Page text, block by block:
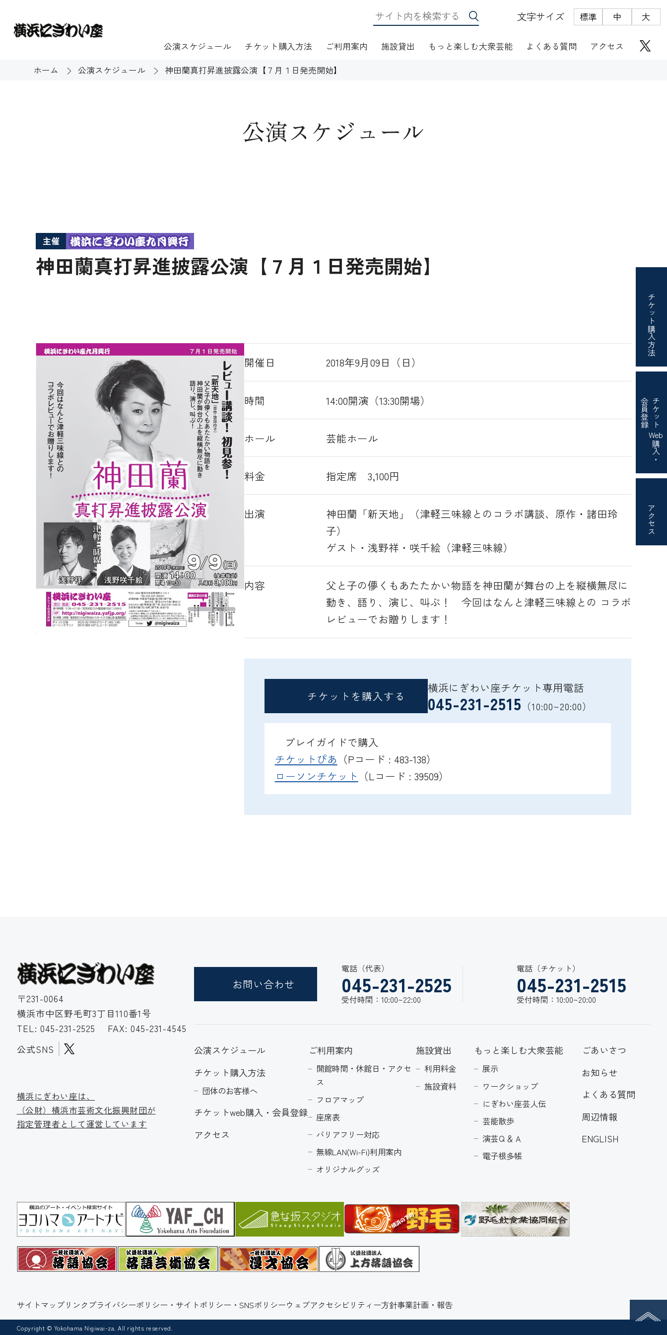
文字サイズ 標準 中 大
公演スケジュール チケット購入方法 ご利用案内
開館時間・休館日・アクセス フロアマップ
施設貸出
施設資料
もっと楽しむ大衆芸能
ワークショップ
よくある質問 アクセス
チケット
購入方法
チケット
Web
購入・
会員登録
アクセス
ホーム 公演スケジュール 神田蘭真打昇進披露公演【７月１日発売開始】
公演スケジュール
主催
神田蘭真打昇進披露公演【７月１日発売開始】
開催日 2018年9月09日（日）
時間 14:00開演（13:30開場）
ホール 芸能ホール
料金 指定席 3,100円
出演
神田蘭「新天地」（津軽三味線とのコラボ講談、原作・諸田玲
子）
ゲスト・浅野祥・咲千絵（津軽三味線）
内容
父と子の儚くもあたたかい物語を神田蘭が舞台の上を縦横無尽に
動き、語り、演じ、叫ぶ！ 今回はなんと津軽三味線との コラボ
レビューでお贈りします！
チケットを購入する
横浜にぎわい座チケット専用電話
045-231-2515 （10:00~20:00）
プレイガイドで購入
チケットぴあ （Pコード : 483-138）
ローソンチケット （Lコード : 39509）
〒231-0064
横浜市中区野毛町3丁目110番1号
TEL: 045-231-2525
FAX: 045-231-4545
公式SNS
お問い合わせ
電話（代表）
045-231-2525
受付時間：10:00~22:00
電話（チケット）
045-231-2515
受付時間：10:00~20:00
横浜にぎわい座は、
（公財）横浜市芸術文化振興財団が
指定管理者として運営しています
公演スケジュール
チケット購入方法
団体のお客様へ
チケットweb購入・会員登録
アクセス
ご利用案内
開館時間・休館日・アクセ
ス
フロアマップ
座席表
バリアフリー対応
無線LAN(Wi-Fi)利用案内
オリジナルグッズ
施設貸出
利用料金
施設資料
もっと楽しむ大衆芸能
展示
ワークショップ
にぎわい座芸人伝
芸能散歩
演芸Ｑ＆Ａ
電子根多帳
ごあいさつ
お知らせ
よくある質問
周辺情報
ENGLISH
サイトマップリンク プライバシーポリシー・サイトポリシー・SNSポリシーウェブアクセシビリティー方針事業計画・報告
Copyright © Yokohama Nigiwai-za. All rights reserved.